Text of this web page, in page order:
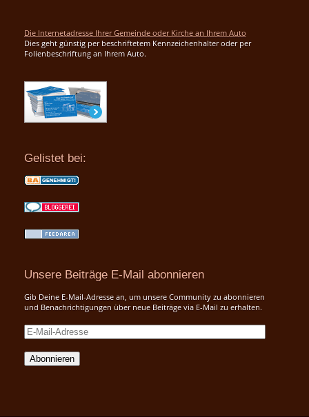
Die Internetadresse Ihrer Gemeinde oder Kirche an Ihrem Auto
Dies geht günstig per beschriftetem Kennzeichenhalter oder per
Folienbeschriftung an Ihrem Auto.
Gelistet bei:
Unsere Beiträge E-Mail abonnieren
Gib Deine E-Mail-Adresse an, um unsere Community zu abonnieren
und Benachrichtigungen über neue Beiträge via E-Mail zu erhalten.
E-
Mail-
Adresse